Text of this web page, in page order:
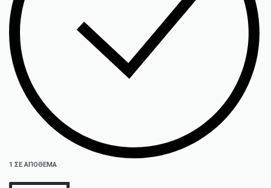
1 ΣΕ ΑΠΌΘΕΜΑ